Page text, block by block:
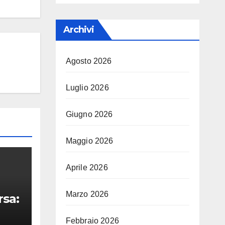
Archivi
Agosto 2026
Luglio 2026
Giugno 2026
Maggio 2026
Aprile 2026
Marzo 2026
Febbraio 2026